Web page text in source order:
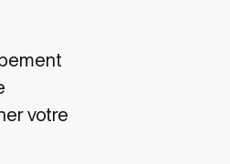
votre